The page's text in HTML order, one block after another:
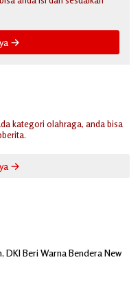
kategori olahraga, anda bisa
DKI Beri Warna Bendera New